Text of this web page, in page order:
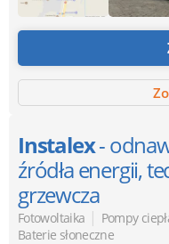
Instalex-
źródła energii,
grzewcza
Fotowoltaika | Pompy
Baterie słoneczne